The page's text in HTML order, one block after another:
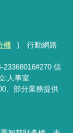
機
) 行動網路
23368016#270 信
:人事室
、部分業務提供